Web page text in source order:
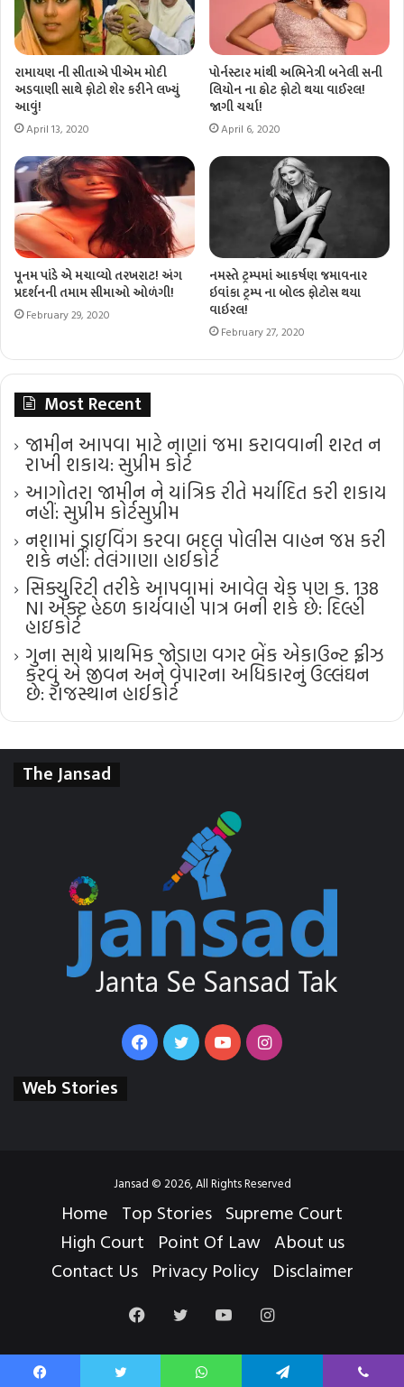
રામાયણ ની સીતાએ પીએમ મોદી
અડવાણી સાથે ફોટો શેર કરીને લખ્યું
આવું!
April 13, 2020
પોર્નસ્ટાર માંથી અભિનેત્રી બનેલી સની
લિયોન ના હોટ ફોટો થયા વાઈરલ!
જાગી ચર્ચા!
April 6, 2020
પૂનમ પાંડે એ મચાવ્યો તરખરાટ! અંગ
પ્રદર્શનની તમામ સીમાઓ ઓળંગી!
February 29, 2020
નમસ્તે ટ્રમ્પમાં આકર્ષણ જમાવનાર
ઇવાંકા ટ્રમ્પ ના બોલ્ડ ફોટોસ થયા
વાઇરલ!
February 27, 2020
Most Recent
જામીન આપવા માટે નાણાં જમા કરાવવાની શરત ન
રાખી શકાય: સુપ્રીમ કોર્ટ
આગોતરા જામીન ને યાંત્રિક રીતે મર્યાદિત કરી શકાય
નહીં: સુપ્રીમ કોર્ટ​સુપ્રીમ
નશામાં ડ્રાઇવિંગ કરવા બદલ પોલીસ વાહન જપ્ત કરી
શકે નહીં: તેલંગાણા હાઈકોર્ટ
સિક્યુરિટી તરીકે આપવામાં આવેલ ચેક પણ ક. 138
NI એક્ટ હેઠળ કાર્યવાહી પાત્ર બની શકે છે: દિલ્હી
હાઇકોર્ટ
ગુના સાથે પ્રાથમિક જોડાણ વગર બેંક એકાઉન્ટ ફ્રીઝ
કરવું એ જીવન અને વેપારના અધિકારનું ઉલ્લંઘન
છે: રાજસ્થાન હાઈકોર્ટ
The Jansad
FacebookTwitterYouTubeInstagram
Web Stories
Jansad © 2026, All Rights Reserved
Home Top Stories Supreme Court
High Court Point Of Law About us
Contact Us Privacy Policy Disclaimer
FacebookTwitterYouTubeInstagram